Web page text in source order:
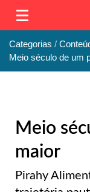
Categorias
Meio século de um
Meio
maior
Pirahy